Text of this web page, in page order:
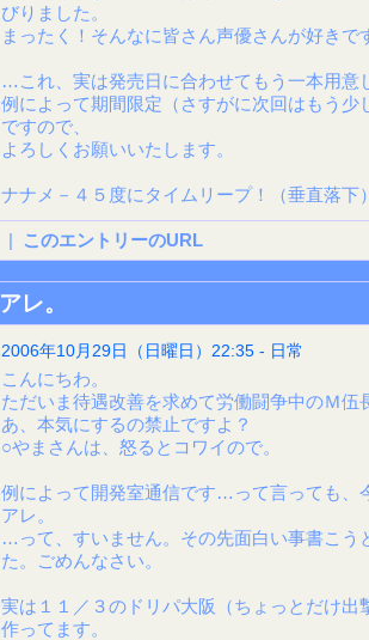
びりました。
まったく！そんなに皆さん声優さんが好き
…これ、実は発売日に合わせてもう一本用意
例によって期間限定（さすがに次回はもう少
ですので、
よろしくお願いいたします。
ナナメ－４５度にタイムリープ！（垂直落下
| このエントリーのURL
アレ。
2006年10月29日（日曜日）22:35 - 日常
こんにちわ。
ただいま待遇改善を求めて労働闘争中のＭ伍
あ、本気にするの禁止ですよ？
○やまさんは、怒るとコワイので。
例によって開発室通信です…って言っても、
アレ。
…って、すいません。その先面白い事書こう
た。ごめんなさい。
実は１１／３のドリパ大阪（ちょっとだけ出
作ってます。